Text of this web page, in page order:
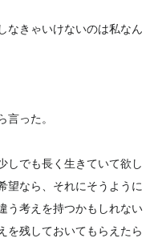
なきゃいけないのは私なん
言った。
しでも長く生きていて欲し
望なら、それにそうように
う考えを持つかもしれない
を残しておいてもらえたら